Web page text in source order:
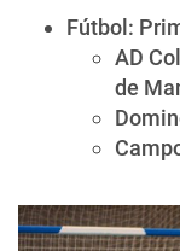
Fútbol:
AD
de